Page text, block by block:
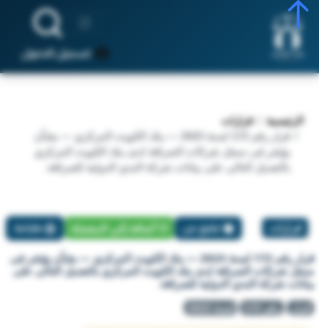
تسجيل الدخول
الرئيسية
قرارات
قرار رقم 172 لسنة 2023 — بنك الكويت المركزي — بشأن
يؤشر فى سجل شركات الصرافة لدى بنك الكويت المركزي
بالتعديل التالى على بيانات شركة الندي الدولية للصرافة.
قرارات تبليغ عن أضافة إلي المفضلة طباعة
قرار رقم 172 لسنة 2023 — بنك الكويت المركزي — بشأن يؤشر فى
سجل شركات الصرافة لدى بنك الكويت المركزي بالتعديل التالى على
بيانات شركة الندي الدولية للصرافة.
قرار رقم 172 لسنة 2023